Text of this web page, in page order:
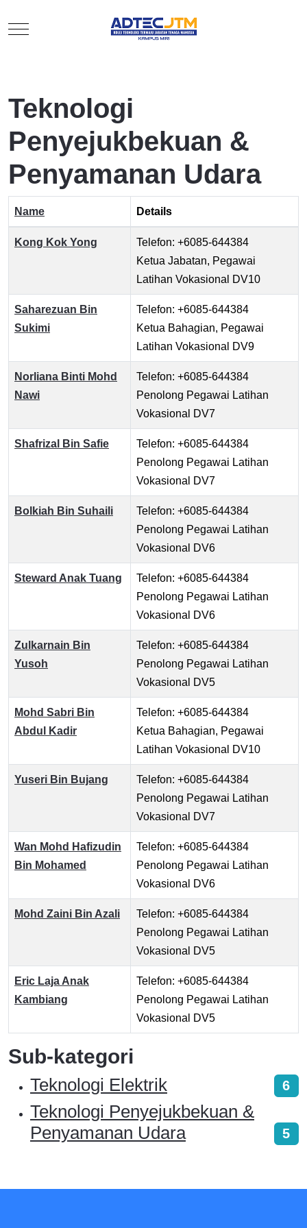
Mobile Menu Toggle
Teknologi
Penyejukbekuan &
Penyamanan Udara
Contacts,
Name Details
Kong Kok Yong
Telefon: +6085-644384
Ketua Jabatan, Pegawai
Latihan Vokasional DV10
Saharezuan Bin
Sukimi
Telefon: +6085-644384
Ketua Bahagian, Pegawai
Latihan Vokasional DV9
Norliana Binti Mohd
Nawi
Telefon: +6085-644384
Penolong Pegawai Latihan
Vokasional DV7
Shafrizal Bin Safie
Telefon: +6085-644384
Penolong Pegawai Latihan
Vokasional DV7
Bolkiah Bin Suhaili
Telefon: +6085-644384
Penolong Pegawai Latihan
Vokasional DV6
Steward Anak Tuang
Telefon: +6085-644384
Penolong Pegawai Latihan
Vokasional DV6
Zulkarnain Bin
Yusoh
Telefon: +6085-644384
Penolong Pegawai Latihan
Vokasional DV5
Mohd Sabri Bin
Abdul Kadir
Telefon: +6085-644384
Ketua Bahagian, Pegawai
Latihan Vokasional DV10
Yuseri Bin Bujang
Telefon: +6085-644384
Penolong Pegawai Latihan
Vokasional DV7
Wan Mohd Hafizudin
Bin Mohamed
Telefon: +6085-644384
Penolong Pegawai Latihan
Vokasional DV6
Mohd Zaini Bin Azali
Telefon: +6085-644384
Penolong Pegawai Latihan
Vokasional DV5
Eric Laja Anak
Kambiang
Telefon: +6085-644384
Penolong Pegawai Latihan
Vokasional DV5
Sub-kategori
Teknologi Elektrik 6
Teknologi Penyejukbekuan &
Penyamanan Udara
5